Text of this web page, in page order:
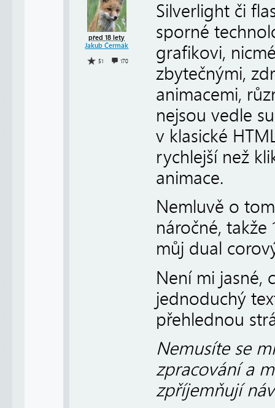
před 18 lety
Jakub Čermák
51 170
Silverlight či
sporné
grafikovi,
zbytečnými,
animacemi,
nejsou vedle
v klasické
rychlejší než
animace.
Nemluvě o
náročné, takže
můj dual
Není mi jasné,
jednoduchý
přehlednou
Nemusíte se
zpracování a
zpříjemňují